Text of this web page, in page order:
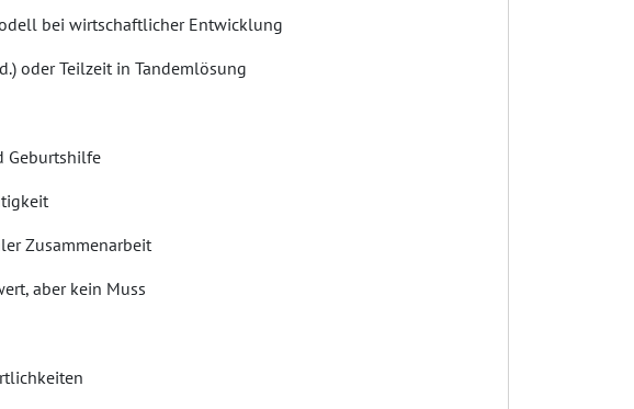
bei wirtschaftlicher Entwicklung
oder Teilzeit in Tandemlösung
Geburtshilfe
Zusammenarbeit
aber kein Muss